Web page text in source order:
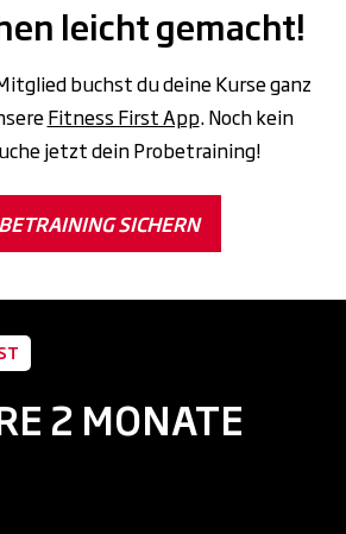
leicht gemacht!
buchst du deine Kurse ganz
Fitness First App. Noch kein
jetzt dein Probetraining!
SICHERN
2 MONATE